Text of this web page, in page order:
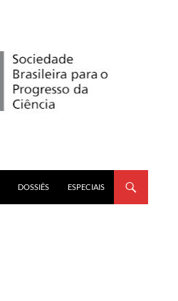
DOSSIÊS ESPECIAIS